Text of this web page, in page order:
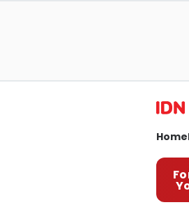
Home